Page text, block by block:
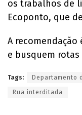
os trabalhos de
Ecoponto, que
A
e busquem
Tags: Departamento
Rua interditada